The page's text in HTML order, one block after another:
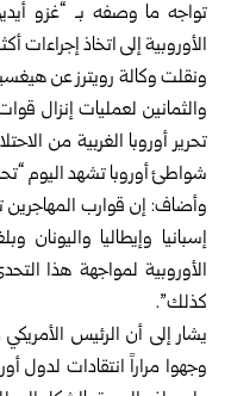
تواجه ما وصفه بـ “غزو
الأوروبية إلى اتخاذ إجراءات
ونقلت وكالة رويترز عن
والثمانين لعمليات إنزال
تحرير أوروبا الغربية من
شواطئ أوروبا تشهد اليوم
وأضاف: إن قوارب المهاجرين
إسبانيا وإيطاليا واليونان
الأوروبية لمواجهة هذا
كذلك”.
يشار إلى أن الرئيس
وجهوا مراراً انتقادات لدول